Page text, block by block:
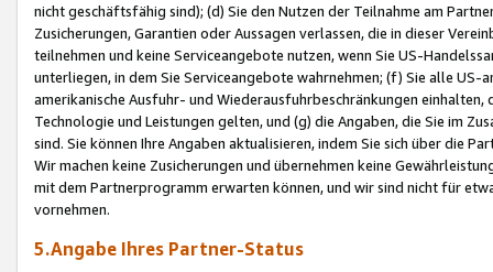
nicht geschäftsfähig sind); (d) Sie den Nutzen der Teilnahme am
Zusicherungen, Garantien oder Aussagen verlassen, die in dieser
teilnehmen und keine Serviceangebote nutzen, wenn Sie US-
unterliegen, in dem Sie Serviceangebote wahrnehmen; (f) Sie alle
amerikanische Ausfuhr- und Wiederausfuhrbeschränkungen
Technologie und Leistungen gelten, und (g) die Angaben, die Sie im
sind. Sie können Ihre Angaben aktualisieren, indem Sie sich über die
Wir machen keine Zusicherungen und übernehmen keine
mit dem Partnerprogramm erwarten können, und wir sind nicht für
vornehmen.
5.Angabe Ihres Partner-Status